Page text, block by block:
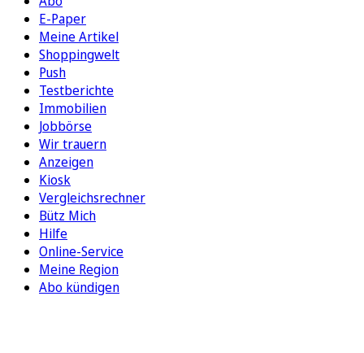
E-Paper
Meine Artikel
Shoppingwelt
Push
Testberichte
Immobilien
Jobbörse
Wir trauern
Anzeigen
Kiosk
Vergleichsrechner
Bütz Mich
Hilfe
Online-Service
Meine Region
Abo kündigen